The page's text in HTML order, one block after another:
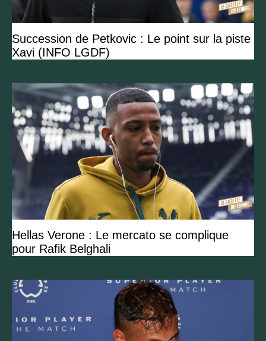
Succession de Petkovic : Le point sur la piste
Xavi (INFO LGDF)
Hellas Verone : Le mercato se complique
pour Rafik Belghali